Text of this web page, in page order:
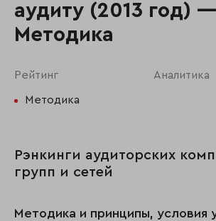
аудиту (2013 год) —
Методика
Рейтинг Аналитика
Методика
Рэнкинги аудиторских
групп и сетей
Методика и принципы, условия